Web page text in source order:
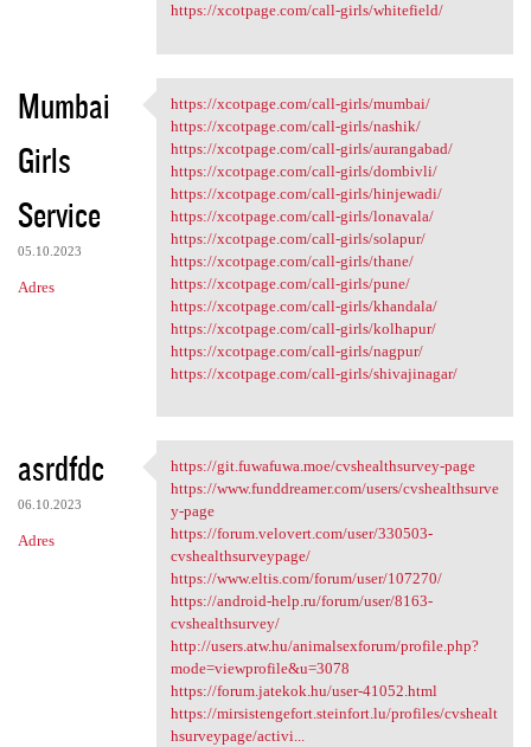
https://xcotpage.com/call-girls/whitefield/
Mumbai
Girls
Service
05.10.2023
Adres
https://xcotpage.com/call
https://xcotpage.com/call-girls/mumbai/
https://xcotpage.com/call-girls/nashik/
https://xcotpage.com/call-girls/aurangabad/
https://xcotpage.com/call-girls/dombivli/
https://xcotpage.com/call-girls/hinjewadi/
https://xcotpage.com/call-girls/lonavala/
https://xcotpage.com/call-girls/solapur/
https://xcotpage.com/call-girls/thane/
https://xcotpage.com/call-girls/pune/
https://xcotpage.com/call-girls/khandala/
https://xcotpage.com/call-girls/kolhapur/
https://xcotpage.com/call-girls/nagpur/
https://xcotpage.com/call-girls/shivajinagar/
asrdfdc
06.10.2023
Adres
https://git.fuwafuwa.moe
https://git.fuwafuwa.moe/cvshealthsurvey-page
https://www.funddreamer.com/users/cvshealthsurve
y-page
https://forum.velovert.com/user/330503-
cvshealthsurveypage/
https://www.eltis.com/forum/user/107270/
https://android-help.ru/forum/user/8163-
cvshealthsurvey/
http://users.atw.hu/animalsexforum/profile.php?
mode=viewprofile&u=3078
https://forum.jatekok.hu/user-41052.html
https://mirsistengefort.steinfort.lu/profiles/cvshealt
hsurveypage/activi...